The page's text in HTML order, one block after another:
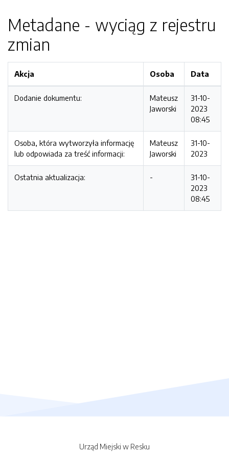
Metadane - wyciąg z rejestru
zmian
Akcja Osoba Data
Dodanie dokumentu:
Mateusz
Jaworski
31-10-
2023
08:45
Osoba, która wytworzyła informację
lub odpowiada za treść informacji:
Mateusz
Jaworski
31-10-
2023
Ostatnia aktualizacja: -
31-10-
2023
08:45
Urząd Miejski w Resku